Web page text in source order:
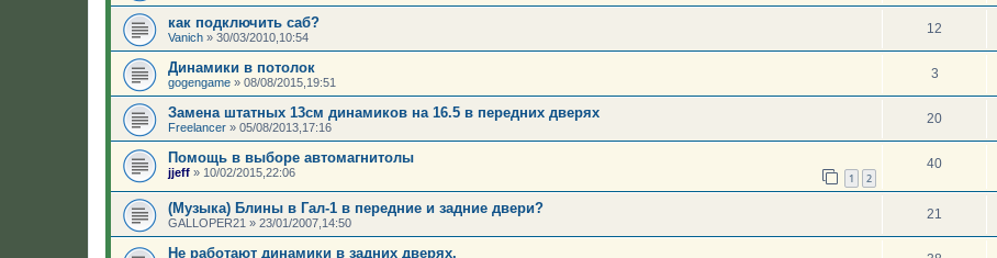
как подключить саб?
Vanich » 30/03/2010,10:54
12
Динамики в потолок
gogengame » 08/08/2015,19:51
3
Замена штатных 13см динамиков на 16.5 в передних дверях
Freelancer » 05/08/2013,17:16
20
Помощь в выборе автомагнитолы
jjeff » 10/02/2015,22:06 1 2
40
(Музыка) Блины в Гал-1 в передние и задние двери?
GALLOPER21 » 23/01/2007,14:50
21
Не работают динамики в задних дверях.